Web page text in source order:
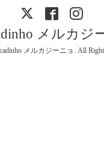
メルカジ
メルカジーニョ . All